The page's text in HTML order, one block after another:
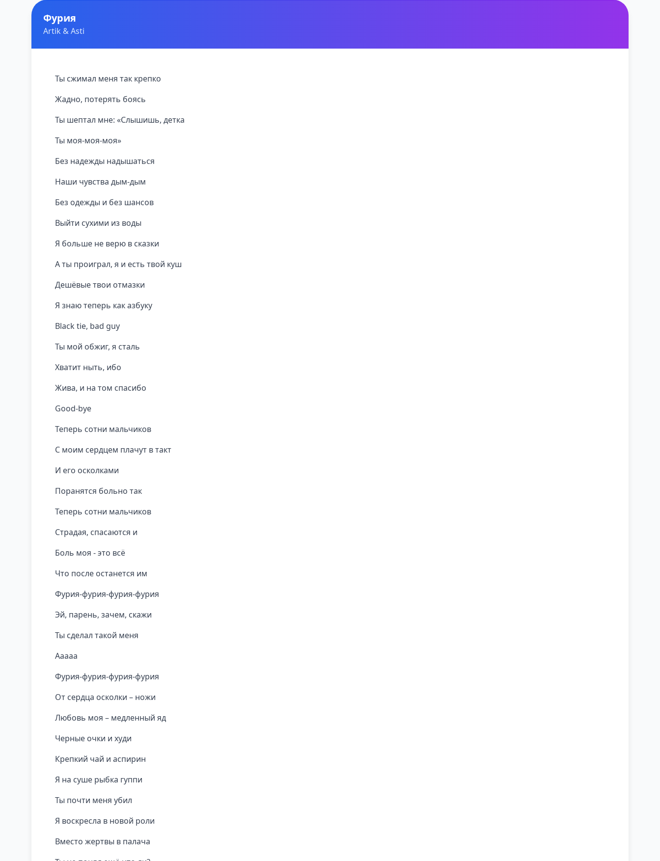
Фурия
Artik & Asti
Ты сжимал меня так крепко
Жадно, потерять боясь
Ты шептал мне: «Слышишь, детка
Ты моя-моя-моя»
Без надежды надышаться
Наши чувства дым-дым
Без одежды и без шансов
Выйти сухими из воды
Я больше не верю в сказки
А ты проиграл, я и есть твой куш
Дешёвые твои отмазки
Я знаю теперь как азбуку
Blaсk tie, bad guy
Ты мой обжиг, я сталь
Хватит ныть, ибо
Жива, и на том спасибо
Good-bye
Теперь сотни мальчиков
С моим сердцем плачут в такт
И его осколками
Поранятся больно так
Теперь сотни мальчиков
Страдая, спасаются и
Боль моя - это всё
Что после останется им
Фурия-фурия-фурия-фурия
Эй, парень, зачем, скажи
Ты сделал такой меня
Ааааа
Фурия-фурия-фурия-фурия
От сердца осколки – ножи
Любовь моя – медленный яд
Черные очки и худи
Крепкий чай и аспирин
Я на суше рыбка гуппи
Ты почти меня убил
Я воскресла в новой роли
Вместо жертвы в палача